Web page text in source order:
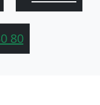
80